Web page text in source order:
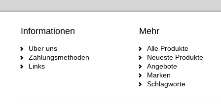
Informationen
Uber uns
Zahlungsmethoden
Links
Mehr
Alle Produkte
Neueste Produkte
Angebote
Marken
Schlagworte